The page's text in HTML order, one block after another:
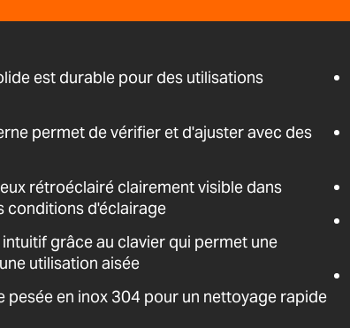
est durable pour des utilisations
permet de vérifier et d'ajuster avec des
rétroéclairé clairement visible dans
conditions d'éclairage
grâce au clavier qui permet une
utilisation aisée
pesée en inox 304 pour un nettoyage rapide